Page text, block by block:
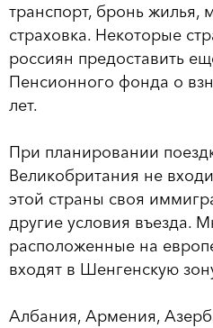
транспорт, бронь жилья,
страховка. Некоторые
россиян предоставить
Пенсионного фонда о
лет.
При планировании
Великобритания не
этой страны своя
другие условия въезда.
расположенные на
входят в Шенгенскую
Албания, Армения,